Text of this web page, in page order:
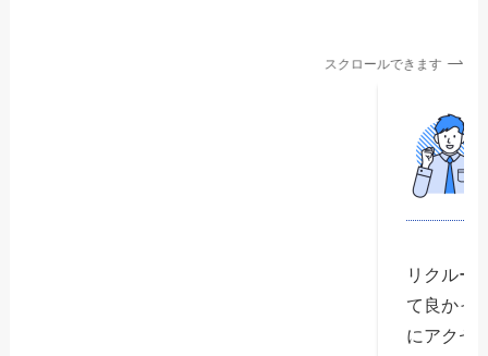
スクロールできます
リクルー
て良かっ
にアクセ